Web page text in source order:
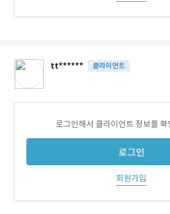
tt****** 클라이언트
로그인해서 클라이언트 정보를 확
로그인
회원가입